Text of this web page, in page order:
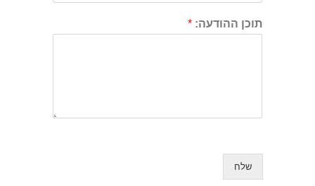
תוכן ההודעה: *
שלח